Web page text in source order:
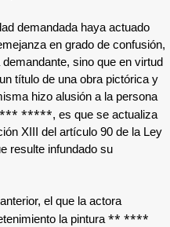
demandada haya actuado
en grado de confusión,
sino que en virtud
título de una obra pictórica y
hizo alusión a la persona
*****, es que se actualiza
XIII del artículo 90 de la Ley
resulte infundado su
el que la actora
la pintura ** ****